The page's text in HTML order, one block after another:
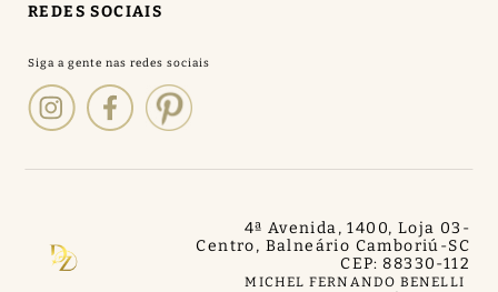
REDES SOCIAIS
MICHEL FERNANDO BENELLI
4ª Avenida, 1400, Loja 03 -
Centro, Balneário Camboriú-SC
CEP: 88330-112